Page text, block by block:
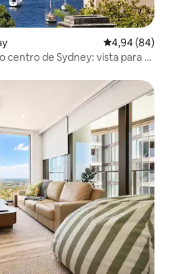
4,94 de uma
4,94 (84)
de Sydney: vista para o